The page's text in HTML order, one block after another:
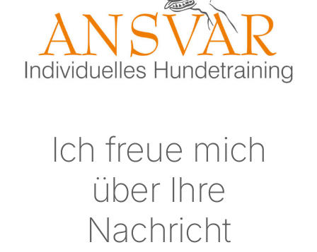
Kontakt
Ich freue mich
über Ihre
Nachricht